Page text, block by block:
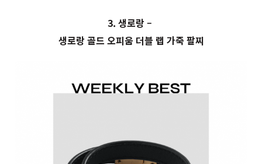
3. 생로랑 –
생로랑 골드 오피움 더블 랩 가죽 팔찌